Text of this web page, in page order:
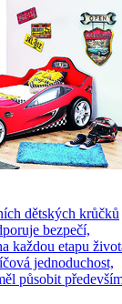
dětských krůčků
bezpečí,
každou etapu
jednoduchost,
působit